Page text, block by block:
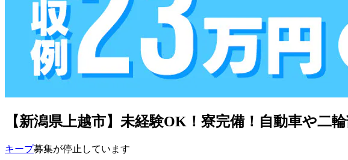
【新潟県上越市】未経験OK！寮完備！自動車や二
キープ募集が停止しています